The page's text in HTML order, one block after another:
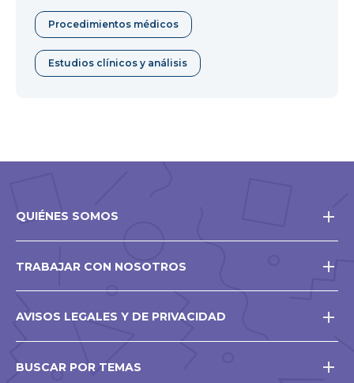
Procedimientos médicos
Estudios clínicos y análisis
QUIÉNES SOMOS
TRABAJAR CON NOSOTROS
AVISOS LEGALES Y DE PRIVACIDAD
BUSCAR POR TEMAS